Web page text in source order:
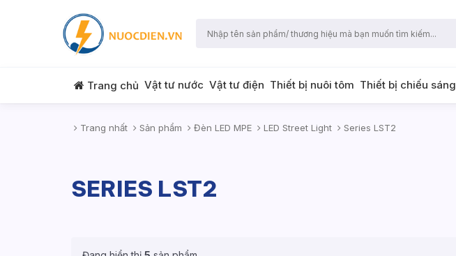
Trang chủ Vật tư nước Vật tư điện Thiết bị nuôi tôm Thiết bị chiếu sáng
Trang nhất Sản phẩm Đèn LED MPE LED Street Light Series LST2
SERIES LST2